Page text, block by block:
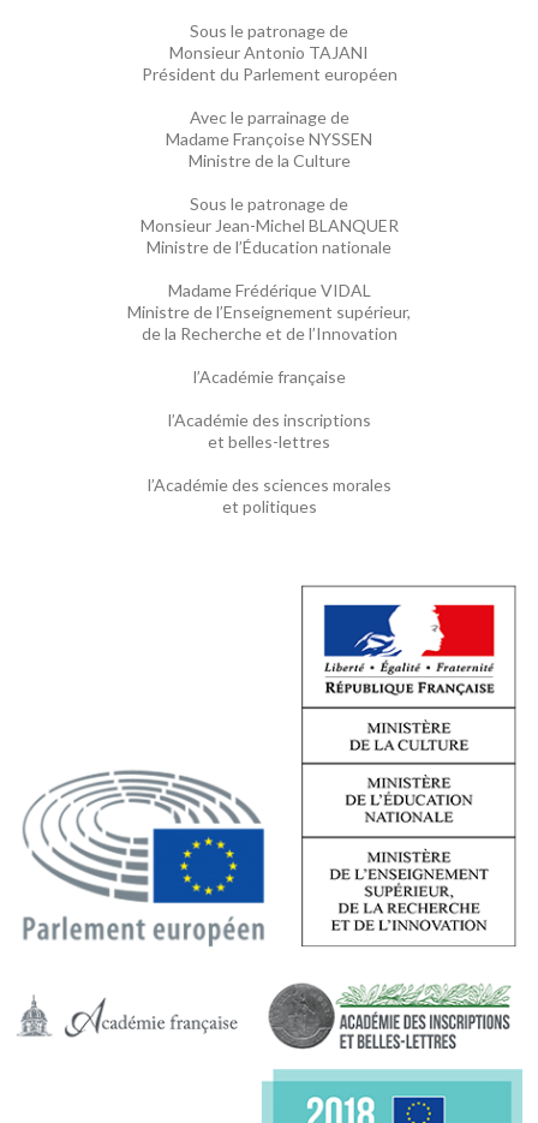
Sous le patronage de
Monsieur Antonio TAJANI
Président du Parlement européen
Avec le parrainage de
Madame Françoise NYSSEN
Ministre de la Culture
Sous le patronage de
Monsieur Jean-Michel BLANQUER
Ministre de l’Éducation nationale
Madame Frédérique VIDAL
Ministre de l’Enseignement supérieur,
de la Recherche et de l’Innovation
l’Académie française
l’Académie des inscriptions
et belles-lettres
l’Académie des sciences morales
et politiques